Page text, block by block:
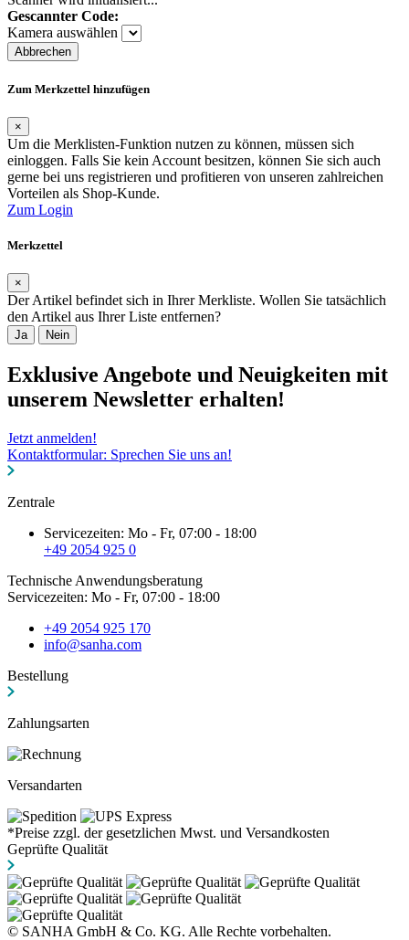
Gescannter Code:
Kamera auswählen
Abbrechen
Zum Merkzettel hinzufügen
×
Um die Merklisten-Funktion nutzen zu können, müssen sich
einloggen. Falls Sie kein Account besitzen, können Sie sich auch
gerne bei uns registrieren und profitieren von unseren zahlreichen
Vorteilen als Shop-Kunde.
Zum Login
Merkzettel
×
Der Artikel befindet sich in Ihrer Merkliste. Wollen Sie tatsächlich
den Artikel aus Ihrer Liste entfernen?
Ja Nein
Exklusive Angebote und Neuigkeiten mit
unserem Newsletter erhalten!
Jetzt anmelden!
Kontaktformular: Sprechen Sie uns an!
Zentrale
Servicezeiten: Mo - Fr, 07:00 - 18:00
+49 2054 925 0
Technische Anwendungsberatung
Servicezeiten: Mo - Fr, 07:00 - 18:00
+49 2054 925 170
info@sanha.com
Bestellung
Zahlungsarten
Versandarten
*Preise zzgl. der gesetzlichen Mwst. und Versandkosten
Geprüfte Qualität
© SANHA GmbH & Co. KG. Alle Rechte vorbehalten.